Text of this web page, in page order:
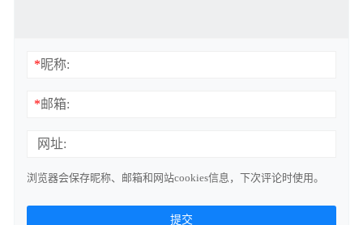
*昵称:
*邮箱:
网址:
浏览器会保存昵称、邮箱和网站cookies信息，下次评论时使用。